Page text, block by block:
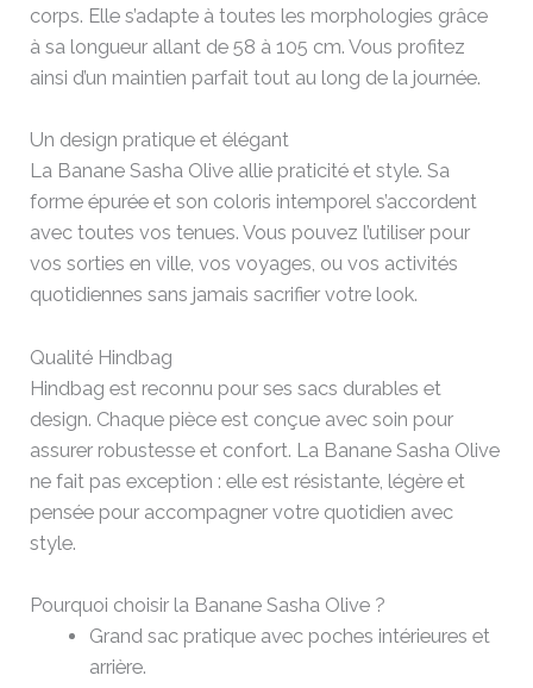
corps. Elle s’adapte à toutes les morphologies grâce
à sa longueur allant de 58 à 105 cm. Vous profitez
ainsi d’un maintien parfait tout au long de la journée.
Un design pratique et élégant
La Banane Sasha Olive allie praticité et style. Sa
forme épurée et son coloris intemporel s’accordent
avec toutes vos tenues. Vous pouvez l’utiliser pour
vos sorties en ville, vos voyages, ou vos activités
quotidiennes sans jamais sacrifier votre look.
Qualité Hindbag
Hindbag est reconnu pour ses sacs durables et
design. Chaque pièce est conçue avec soin pour
assurer robustesse et confort. La Banane Sasha Olive
ne fait pas exception : elle est résistante, légère et
pensée pour accompagner votre quotidien avec
style.
Pourquoi choisir la Banane Sasha Olive ?
Grand sac pratique avec poches intérieures et
arrière.